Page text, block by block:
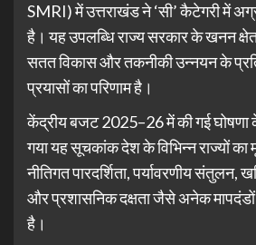
SMRI) में उत्तराखंड ने ‘सी’ कैटेगरी में
है। यह उपलब्धि राज्य सरकार के खनन क्षेत्र
सतत विकास और तकनीकी उन्नयन के
प्रयासों का परिणाम है।
केंद्रीय बजट 2025–26 में की गई घोषणा
गया यह सूचकांक देश के विभिन्न राज्यों
नीतिगत पारदर्शिता, पर्यावरणीय संतुलन,
और प्रशासनिक दक्षता जैसे अनेक
है।